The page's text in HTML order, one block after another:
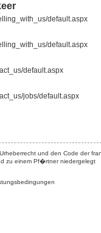
default.aspx
default.aspx
default.aspx
jobs/default.aspx
und den Code der
zu einem Pf�rtner niedergelegt